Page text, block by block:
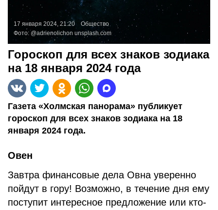
17 января 2024, 21:20
Общество
Фото: @adrienolichon unsplash.com
Гороскоп для всех знаков зодиака
на 18 января 2024 года
Газета «Холмская панорама» публикует
гороскоп для всех знаков зодиака на 18
января 2024 года.
Овен
Завтра финансовые дела Овна уверенно
пойдут в гору! Возможно, в течение дня ему
поступит интересное предложение или кто-